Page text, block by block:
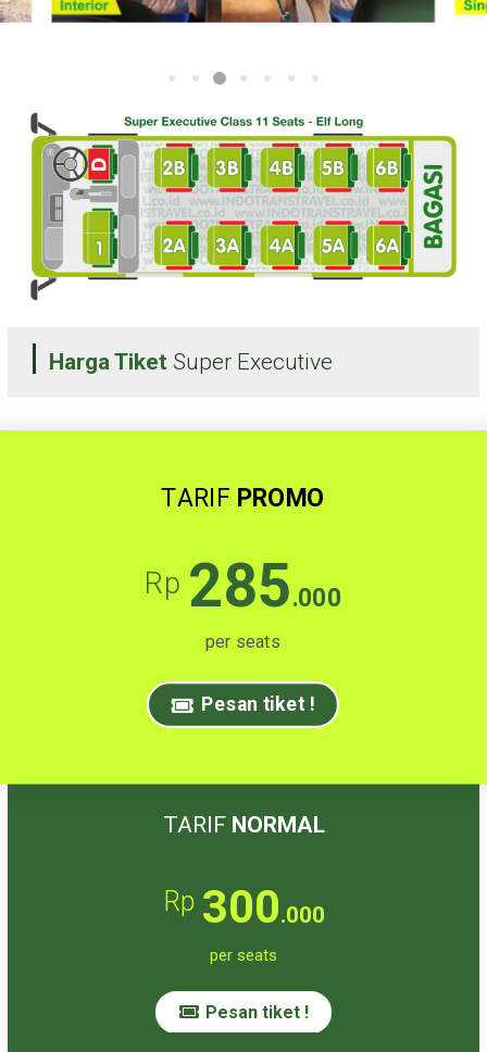
Harga Tiket Super Executive
TARIF PROMO
Rp 285.000
per seats
Pesan tiket !
TARIF NORMAL
Rp 300.000
per seats
Pesan tiket !